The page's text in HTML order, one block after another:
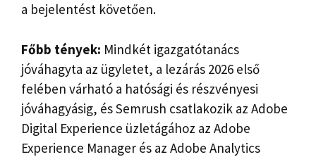
a bejelentést követően.
Főbb tények: Mindkét igazgatótanács
jóváhagyta az ügyletet, a lezárás 2026 első
felében várható a hatósági és részvényesi
jóváhagyásig, és Semrush csatlakozik az Adobe
Digital Experience üzletágához az Adobe
Experience Manager és az Adobe Analytics